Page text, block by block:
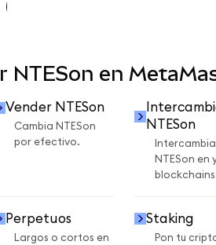
NTESon en
Vender NTESon
Cambia NTESon
por efectivo.
NTESon
Intercambia
NTESon en
Perpetuos
Largos o cortos en
Staking
Pon tu